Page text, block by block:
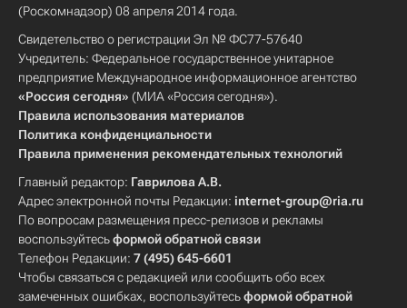
(Роскомнадзор) 08 апреля 2014 года.
Свидетельство о регистрации Эл № ФС77-57640
Учредитель: Федеральное государственное унитарное
предприятие Международное информационное агентство
«Россия сегодня» (МИА «Россия сегодня»).
Правила использования материалов
Политика конфиденциальности
Правила применения рекомендательных технологий
Главный редактор: Гаврилова А.В.
Адрес электронной почты Редакции: internet-group@ria.ru
По вопросам размещения пресс-релизов и рекламы
воспользуйтесьформой обратной связи
Телефон Редакции: 7 (495) 645-6601
Чтобы связаться с редакцией или сообщить обо всех
замеченных ошибках, воспользуйтесьформой обратной